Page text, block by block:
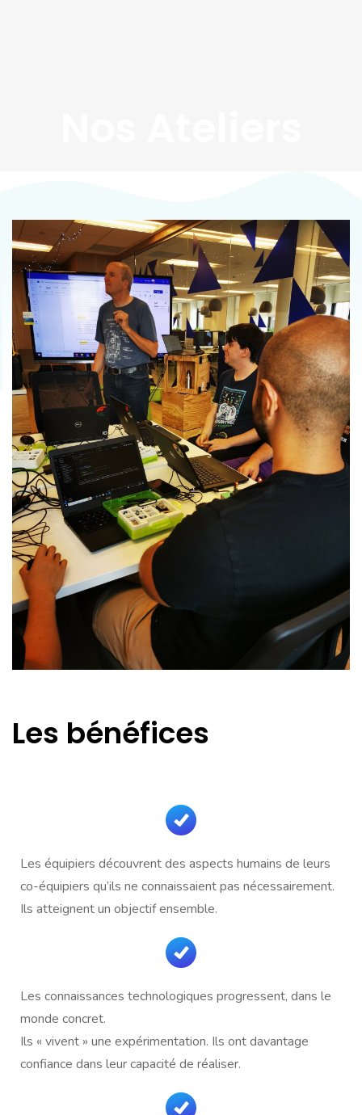
Les bénéfices
Les équipiers découvrent des aspects humains de leurs
co-équipiers qu’ils ne connaissaient pas nécessairement.
Ils atteignent un objectif ensemble.
Les connaissances technologiques progressent, dans le
monde concret.
Ils « vivent » une expérimentation. Ils ont davantage
confiance dans leur capacité de réaliser.